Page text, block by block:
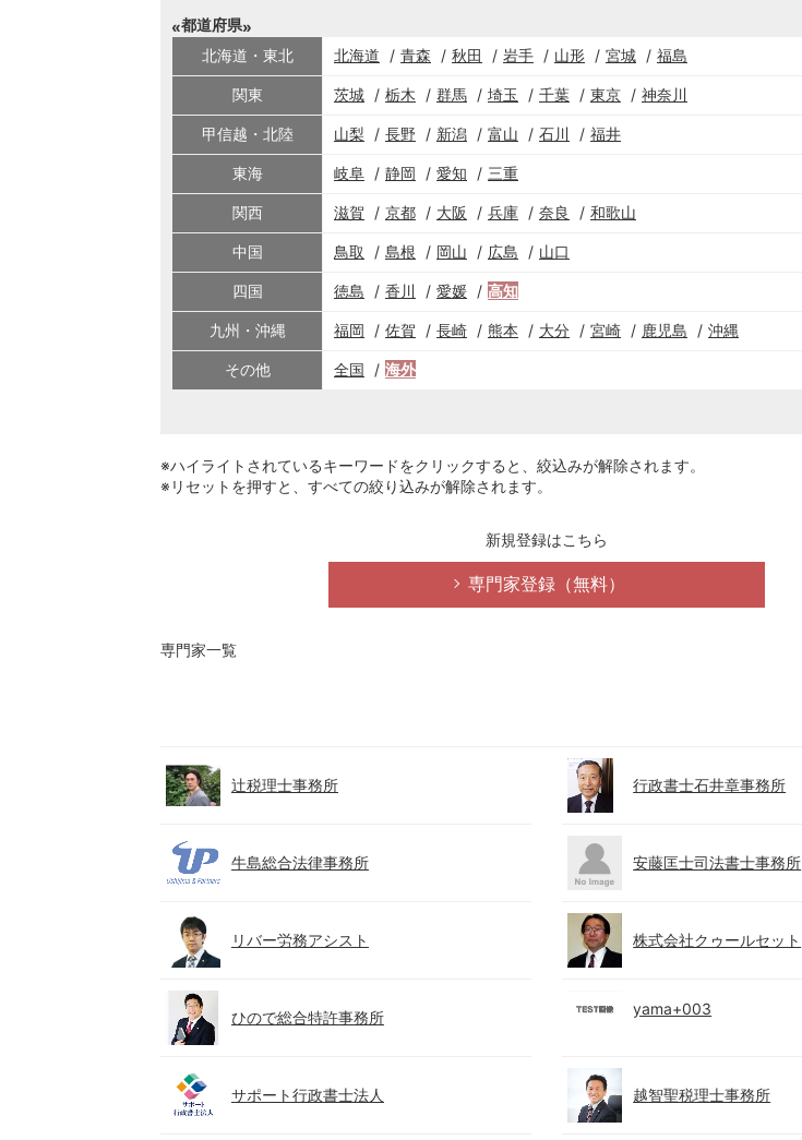
都道府県
北海道・東北
北海道 青森 秋田 岩手 山形 宮城 福島
関東 茨城 栃木 群馬 埼玉 千葉 東京 神奈川
甲信越・北陸 山梨 長野 新潟 富山 石川 福井
東海 岐阜 静岡 愛知 三重
関西 滋賀 京都 大阪 兵庫 奈良 和歌山
中国 鳥取 島根 岡山 広島 山口
四国 徳島 香川 愛媛 高知
九州・沖縄 福岡 佐賀 長崎 熊本 大分 宮崎 鹿児島 沖縄
その他 全国 海外
※ハイライトされているキーワードをクリックすると、絞込みが解除されます。
※リセットを押すと、すべての絞り込みが解除されます。
新規登録はこちら
専門家登録（無料）
専門家一覧
辻税理士事務所 行政書士石井章事務所
牛島総合法律事務所 安藤匡士司法書士事務所
リバー労務アシスト 株式会社クゥールセット
ひので総合特許事務所 yama+003
サポート行政書士法人 越智聖税理士事務所